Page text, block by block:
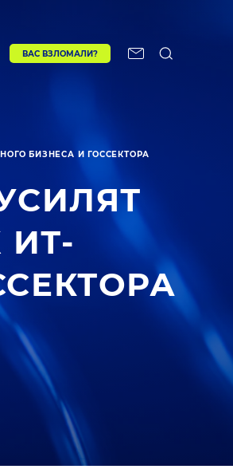
ВАС ВЗЛОМАЛИ?
БИЗНЕСА И ГОССЕКТОРА